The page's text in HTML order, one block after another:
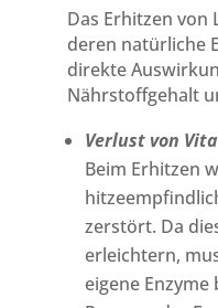
Das Erhitzen
deren natürliche
direkte
Nährstoffgehalt
Verlust von
Beim Erhitzen
zerstört. Da
erleichtern,
eigene